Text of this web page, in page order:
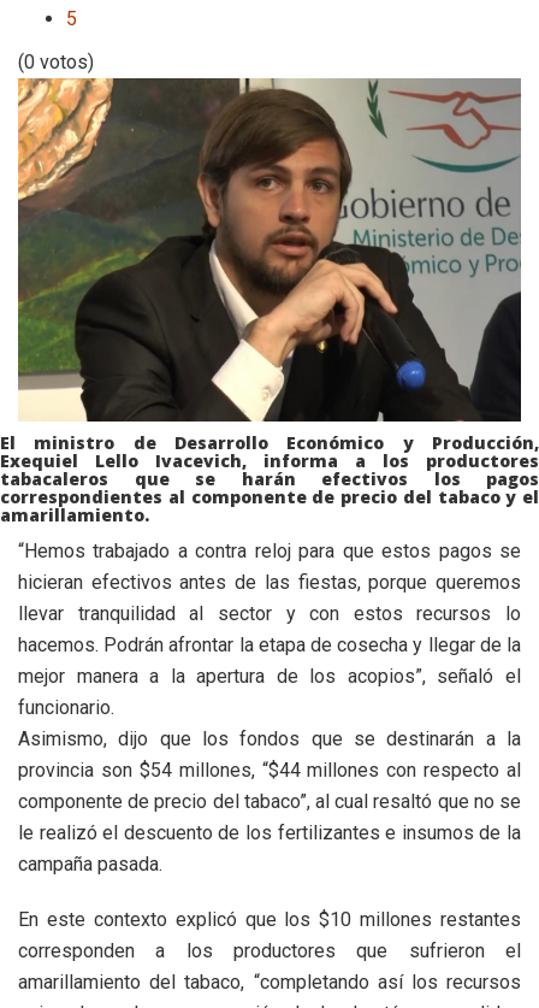
5
(0 votos)
El ministro de Desarrollo Económico y Producción,
Exequiel Lello Ivacevich, informa a los productores
tabacaleros que se harán efectivos los pagos
correspondientes al componente de precio del tabaco y el
amarillamiento.
“Hemos trabajado a contra reloj para que estos pagos se
hicieran efectivos antes de las fiestas, porque queremos
llevar tranquilidad al sector y con estos recursos lo
hacemos. Podrán afrontar la etapa de cosecha y llegar de la
mejor manera a la apertura de los acopios”, señaló el
funcionario.
Asimismo, dijo que los fondos que se destinarán a la
provincia son $54 millones, “$44 millones con respecto al
componente de precio del tabaco”, al cual resaltó que no se
le realizó el descuento de los fertilizantes e insumos de la
campaña pasada.
En este contexto explicó que los $10 millones restantes
corresponden a los productores que sufrieron el
amarillamiento del tabaco, “completando así los recursos